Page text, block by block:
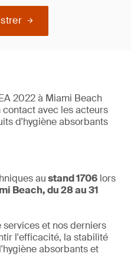
2022 à Miami Beach
avec les acteurs
d'hygiène absorbants
austand 1706 lors
Beach, du 28 au 31
et nos derniers
l'efficacité, la stabilité
absorbants et